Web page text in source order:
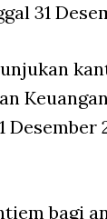
31
Desember
bagi